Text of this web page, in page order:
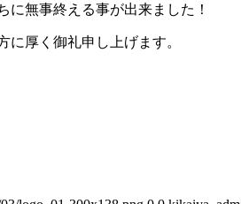
に無事終える事が出来ました！
厚く御礼申し上げます。